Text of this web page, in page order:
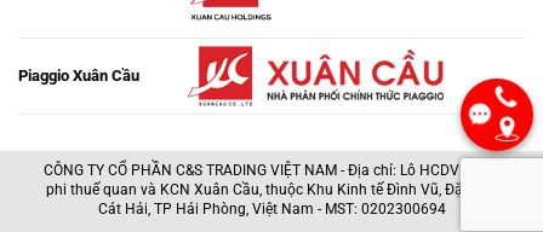
Piaggio Xuân Cầu
CÔNG TY CỔ PHẦN C&S TRADING VIỆT NAM - Địa chỉ: Lô HCDV1, Khu
phi thuế quan và KCN Xuân Cầu, thuộc Khu Kinh tế Đình Vũ, Đặc khu
Cát Hải, TP Hải Phòng, Việt Nam - MST: 0202300694